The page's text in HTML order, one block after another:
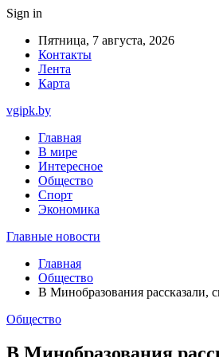
Sign in
Пятница, 7 августа, 2026
Контакты
Лента
Карта
vgipk.by
Главная
В мире
Интересное
Общество
Спорт
Экономика
Главные новости
Главная
Общество
В Минобразования рассказали,
Общество